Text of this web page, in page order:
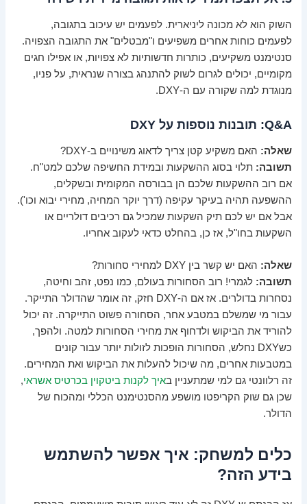
השוק הוא לא מכונה ליניארית. לפעמים יש עיכוב בתגובה,
לפעמים כוחות אחרים משפיעים ו"מבטלים" את התגובה הצפויה.
סנטימנט משקיעים, כותרות חדשותיות לא צפויות, או אפילו חגים
מקומיים, יכולים לגרום לשוק להתנהג בצורה שנראית, על פניו,
מנוגדת למה שקורה עם ה-DXY.
Q&A: תובנות נוספות על DXY
שאלה: האם משקיע קטן צריך לדאוג משינויים ב-DXY?
תשובה: תלוי בסוג ההשקעות ובמידת החשיפה שלכם למט"ח.
אם רוב ההשקעות שלכם הן בבורסה המקומית ובשקלים,
ההשפעה תהיה בעיקר עקיפה (דרך יוקר המחיה, מחירי יבוא וכו').
אבל אם יש לכם תיק השקעות שמכיל גם רכיבים דולריים או
השקעות בחו"ל, אז כן, בהחלט כדאי לעקוב אחריו.
שאלה: האם יש קשר בין DXY למחירי סחורות?
תשובה: לגמרי! רוב הסחורות בעולם, כמו נפט, זהב וחיטה,
נסחרות בדולרים. אז אם ה-DXY חזק, זה אומר שהדולר התייקר.
עבור מי שמשלם במטבע אחר, הסחורה פשוט התייקרה. זה יכול
להוריד את הביקוש ולדחוף את מחירי הסחורות למטה. ולהפך,
כשDXY נחלש, הסחורות הופכות לזולות יותר עבור קונים
במטבעות אחרים, מה שיכול להעלות את הביקוש ואת המחירים.
זה רלוונטי גם למי שמתעניין באיך לקנות ביטקוין בכרטיס אשראי,
שכן גם שוק הקריפטו מושפע מהסנטימנט הכללי ומהכוח של
הדולר.
כלים למשחק: איך אפשר להשתמש
בידע הזה?